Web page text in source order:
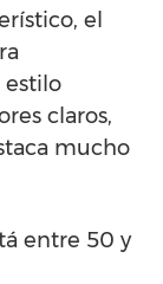
el
estilo
claros,
mucho
entre 50 y